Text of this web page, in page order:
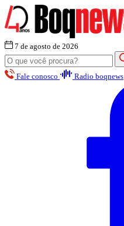
7 de agosto de 2026
Fale conosco Radio boqnews